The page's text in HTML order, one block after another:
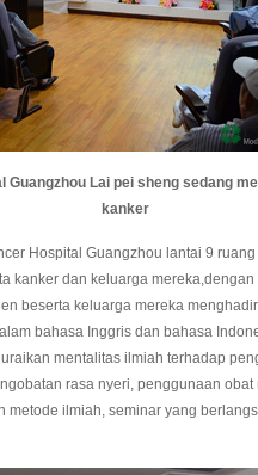
Guangzhou Lai pei sheng sedang
kanker
Hospital Guangzhou lantai 9 ruang
kanker dan keluarga
beserta keluarga mereka
bahasa Inggris dan bahasa
mentalitas ilmiah terhadap
rasa nyeri, penggunaan
metode ilmiah, seminar yang